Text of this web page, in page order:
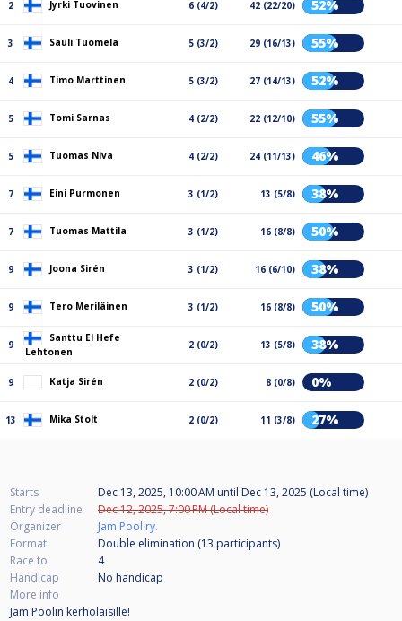
2 Jyrki Tuovinen 6 (4/2) 42 (22/20) 52%
3 Sauli Tuomela 5 (3/2) 29 (16/13) 55%
4 Timo Marttinen 5 (3/2) 27 (14/13) 52%
5 Tomi Sarnas 4 (2/2) 22 (12/10) 55%
5 Tuomas Niva 4 (2/2) 24 (11/13) 46%
7 Eini Purmonen 3 (1/2) 13 (5/8) 38%
7 Tuomas Mattila 3 (1/2) 16 (8/8) 50%
9 Joona Sirén 3 (1/2) 16 (6/10) 38%
9 Tero Meriläinen 3 (1/2) 16 (8/8) 50%
9
Santtu El Hefe
Lehtonen
2 (0/2) 13 (5/8) 38%
9 Katja Sirén 2 (0/2) 8 (0/8) 0%
13 Mika Stolt 2 (0/2) 11 (3/8) 27%
Starts Dec 13, 2025, 10:00 AM until Dec 13, 2025 (Local time)
Entry deadline
Dec 12, 2025, 7:00 PM (Local time)
Organizer
Jam Pool ry.
Format
Double elimination (13 participants)
Race to
4
Handicap
No handicap
More info
Jam Poolin kerholaisille!